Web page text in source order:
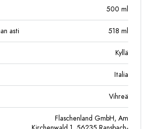
500 ml
asti 518 ml
Kyllä
Italia
Vihreä
Flaschenland GmbH, Am